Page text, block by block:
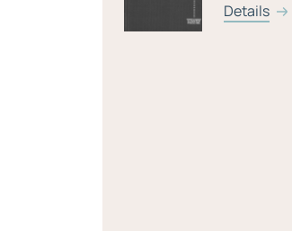
Details